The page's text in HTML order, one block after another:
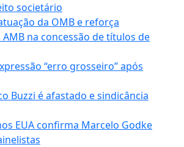
societário
da OMB e reforça
na concessão de títulos de
“erro grosseiro” após
Buzzi é afastado e sindicância
EUA confirma Marcelo Godke